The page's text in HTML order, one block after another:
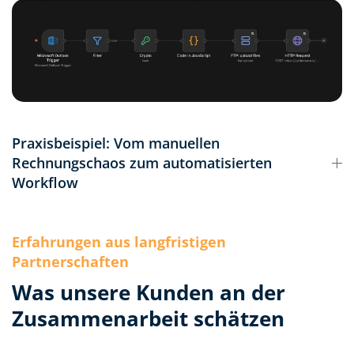
Praxisbeispiel: Vom manuellen
Rechnungschaos zum automatisierten
Workflow
Erfahrungen aus langfristigen
Partnerschaften
Was unsere Kunden an der
Zusammenarbeit schätzen